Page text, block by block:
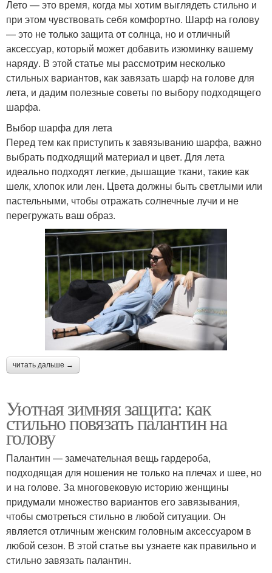
Лето — это время, когда мы хотим выглядеть стильно и
при этом чувствовать себя комфортно. Шарф на голову
— это не только защита от солнца, но и отличный
аксессуар, который может добавить изюминку вашему
наряду. В этой статье мы рассмотрим несколько
стильных вариантов, как завязать шарф на голове для
лета, и дадим полезные советы по выбору подходящего
шарфа.
Выбор шарфа для лета
Перед тем как приступить к завязыванию шарфа, важно
выбрать подходящий материал и цвет. Для лета
идеально подходят легкие, дышащие ткани, такие как
шелк, хлопок или лен. Цвета должны быть светлыми или
пастельными, чтобы отражать солнечные лучи и не
перегружать ваш образ.
читать дальше →
Уютная зимняя защита: как
стильно повязать палантин на
голову
Палантин — замечательная вещь гардероба,
подходящая для ношения не только на плечах и шее, но
и на голове. За многовековую историю женщины
придумали множество вариантов его завязывания,
чтобы смотреться стильно в любой ситуации. Он
является отличным женским головным аксессуаром в
любой сезон. В этой статье вы узнаете как правильно и
стильно завязать палантин.